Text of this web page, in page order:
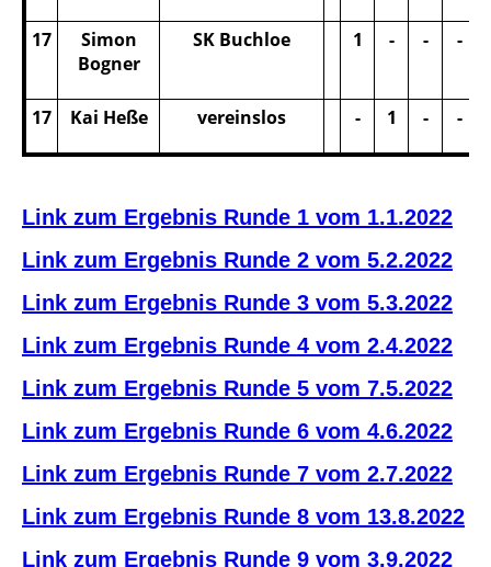
17
Simon
Bogner
SK Buchloe 1 - - -
17 Kai Heße vereinslos - 1 - -
Link zum Ergebnis Runde 1 vom 1.1.2022
Link zum Ergebnis Runde 2 vom 5.2.2022
Link zum Ergebnis Runde 3 vom 5.3.2022
Link zum Ergebnis Runde 4 vom 2.4.2022
Link zum Ergebnis Runde 5 vom 7.5.2022
Link zum Ergebnis Runde 6 vom 4.6.2022
Link zum Ergebnis Runde 7 vom 2.7.2022
Link zum Ergebnis Runde 8 vom 13.8.2022
Link zum Ergebnis Runde 9 vom 3.9.2022